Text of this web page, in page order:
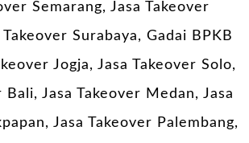
Semarang, Jasa Takeover
Surabaya, Gadai BPKB
Jogja, Jasa Takeover Solo,
Bali, Jasa Takeover Medan, Jasa
Jasa Takeover Palembang,